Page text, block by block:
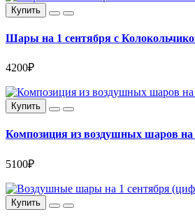
Купить
Шары на 1 сентября с
4200₽
Купить
Композиция из воздушных шаров на
5100₽
Купить